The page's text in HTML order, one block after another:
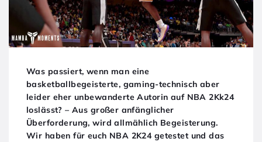
Was passiert, wenn man eine
basketballbegeisterte, gaming-technisch aber
leider eher unbewanderte Autorin auf NBA 2Kk24
loslässt? – Aus großer anfänglicher
Überforderung, wird allmählich Begeisterung.
Wir haben für euch NBA 2K24 getestet und das